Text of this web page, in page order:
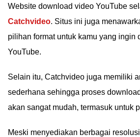
Website download video YouTube
Catchvideo. Situs ini juga
pilihan format untuk kamu yang ingin
YouTube.
Selain itu, Catchvideo juga memiliki
sederhana sehingga proses
akan sangat mudah, termasuk untuk
Meski menyediakan berbagai